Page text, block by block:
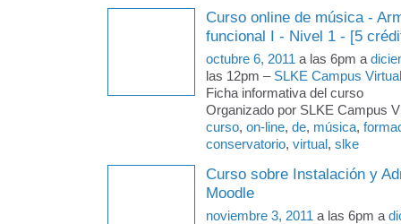
Curso online de música -
funcional I - Nivel 1 - [5
octubre 6, 2011 a las 6pm a
las 12pm – SLKE Campus Virtual
Ficha informativa del curso
Organizado por SLKE Campus
curso, on-line, de, música,
conservatorio, virtual, slke
Curso sobre Instalación y
Moodle
noviembre 3, 2011 a las 6pm a